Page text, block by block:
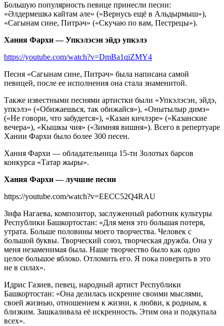
Большую популярность певице принесли песни:
«Әлдермешкә кайтам әле» («Вернусь ещё в Альдырмыш»),
«Сагынам сине, Питрәч» («Скучаю по вам, Пестрецы»).
Хания Фархи — Упкэлэсэн эйдэ упкэлэ
https://youtube.com/watch?v=DmBa1qiZMY4
Песня «Сагынам сине, Питрәч» была написана самой
певицей, после ее исполнения она стала знаменитой.
Также известными песнями артистки были «Упкэлэсэн, эйдэ,
упкэлэ» («Обижаешься, так обижайся»), «Онытылыр димэ»
(«Не говори, что забудется»), «Казан кичлэре» («Казанские
вечера»), «Кышкы чия» («Зимняя вишня»). Всего в репертуаре
Хании Фархи было более 300 песен.
Хания Фархи — обладательница 15-ти Золотых барсов
конкурса «Татар жыры».
Хания Фархи — лучшие песни
https://youtube.com/watch?v=EECC52Q4RAU
Зифа Нагаева, композитор, заслуженный работник культуры
Республики Башкортостан: «Для меня это большая потеря,
утрата. Больше половины моего творчества. Человек с
большой буквы. Творческий союз, творческая дружба. Она у
меня незаменимая была. Наше творчество было как одно
целое большое яблоко. Отломить его. Я пока поверить в это
не в силах».
Идрис Газиев, певец, народный артист Республики
Башкортостан: «Она делилась искренне своими мыслями,
своей жизнью, отношением к жизни, к любви, к родным, к
близким. Зашкаливала её искренность. Этим она и подкупала
всех».